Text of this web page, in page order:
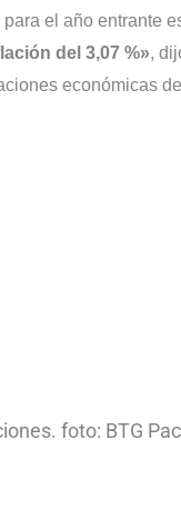
el año entrante
del 3,07 %»,
económicas
foto: BTG